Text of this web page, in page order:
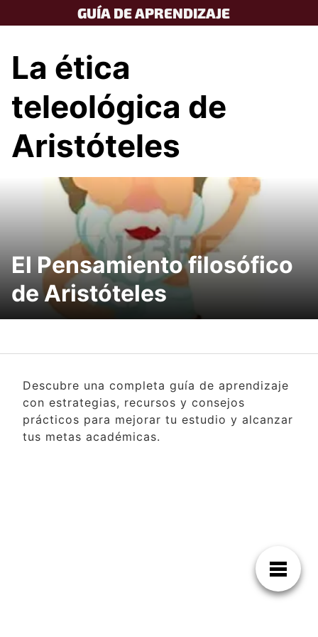
to
GUÍA DE APRENDIZAJE
La ética
teleológica de
Aristóteles
El Pensamiento filosófico
de Aristóteles
Descubre una completa guía de aprendizaje
con estrategias, recursos y consejos
prácticos para mejorar tu estudio y alcanzar
tus metas académicas.